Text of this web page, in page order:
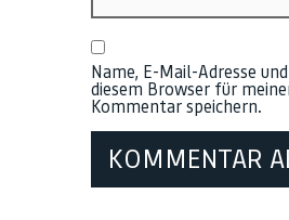
Name, E-Mail-Adresse
diesem Browser für
Kommentar speichern.